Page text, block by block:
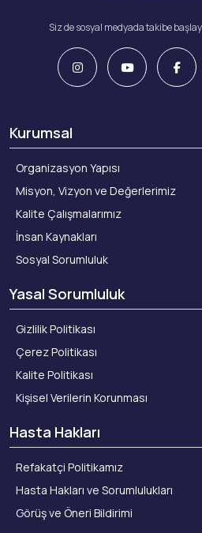
Siz de sosyal medyada takibe
Kurumsal
Organizasyon Yapısı
Misyon, Vizyon ve Değerlerimiz
Kalite Çalışmalarımız
İnsan Kaynakları
Sosyal Sorumluluk
Yasal Sorumluluk
Gizlilik Politikası
Çerez Politikası
Kalite Politikası
Kişisel Verilerin Korunması
Hasta Hakları
Refakatçi Politikamız
Hasta Hakları ve Sorumlulukları
Görüş ve Öneri Bildirimi